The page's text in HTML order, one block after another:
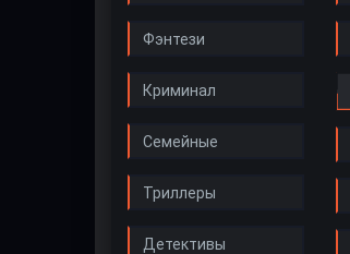
Фэнтези
Криминал
Семейные
Триллеры
Детективы